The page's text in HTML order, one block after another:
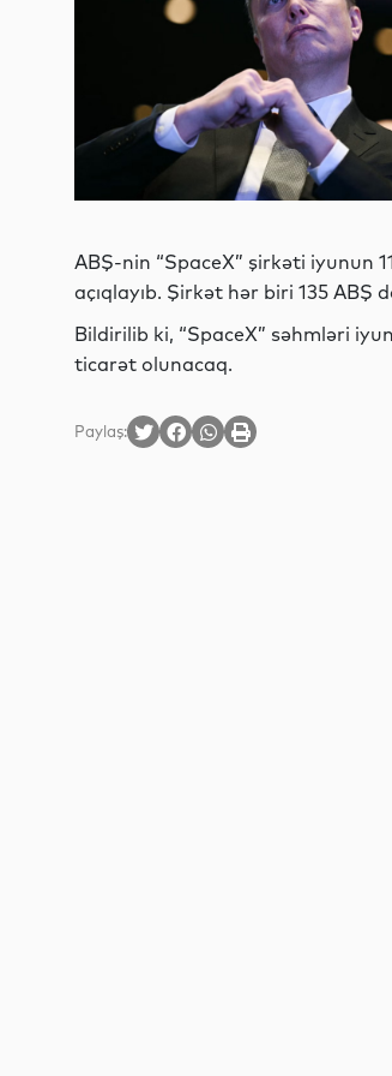
ABŞ-nin “SpaceX” şirkəti iyunun
açıqlayıb. Şirkət hər biri 135 ABŞ
Bildirilib ki, “SpaceX” səhmləri
ticarət olunacaq.
Paylaş: